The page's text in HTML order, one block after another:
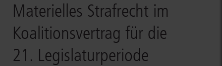
Materielles Strafrecht im
Koalitionsvertrag für die
21. Legislaturperiode